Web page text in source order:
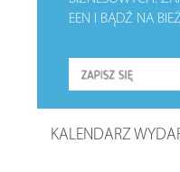
EEN I BĄDŹ NA
KALENDARZ